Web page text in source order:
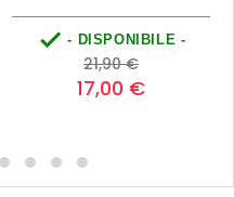
 - DISPONIBILE -
Prezzo
base
21,90 €Prezzo
17,00 €